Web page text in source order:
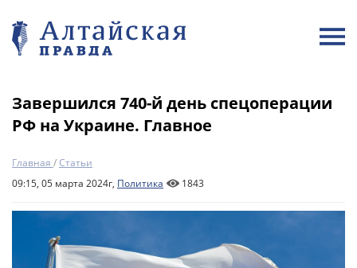
Завершился 740-й день спецоперации
РФ на Украине. Главное
Главная /Статьи
09:15, 05 марта 2024г, Политика 1843